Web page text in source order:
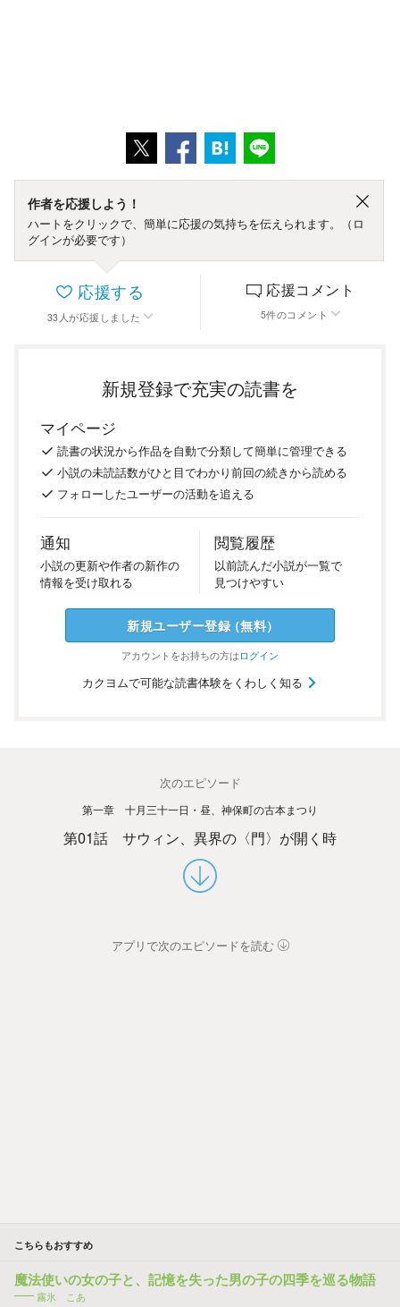
作者を応援しよう！
ハートをクリックで、簡単に応援の気持ちを伝えられます。（ロ
グインが必要です）
応援する
33 人 が応援しました
応援コメント
5件のコメント
新規登録で充実の読書を
マイページ
読書の状況から作品を自動で分類して簡単に管理できる
小説の未読話数がひと目でわかり前回の続きから読める
フォローしたユーザーの活動を追える
通知
小説の更新や作者の新作の
情報を受け取れる
閲覧履歴
以前読んだ小説が一覧で
見つけやすい
新規ユーザー登録（無料）
アカウントをお持ちの方はログイン
カクヨムで可能な読書体験をくわしく知る
次のエピソード
第一章 十月三十一日・昼、神保町の古本まつり
第01話 サウィン、異界の〈門〉が開く時
アプリで次のエピソードを読む
こちらもおすすめ
魔法使いの女の子と、記憶を失った男の子の四季を巡る物語
霧氷 こあ